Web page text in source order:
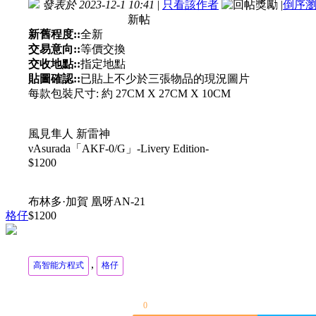
格仔
發表於 2023-12-1 10:41 | 只看該作者 |倒序
新帖
新舊程度::全新
交易意向::等價交換
交收地點::指定地點
貼圖確認::已貼上不少於三張物品的現況圖片
每款包裝尺寸: 約 27CM X 27CM X 10CM
風見隼人 新雷神
νAsurada「AKF-0/G」-Livery Edition-
$1200
布林多·加賀 凰呀AN-21
$1200
高智能方程式 , 格仔
0